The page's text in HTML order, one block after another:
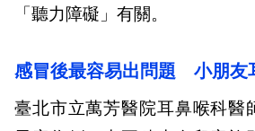
「聽力障礙」有關。
感冒後最容易出問題 小朋友
臺北市立萬芳醫院耳鼻喉科醫